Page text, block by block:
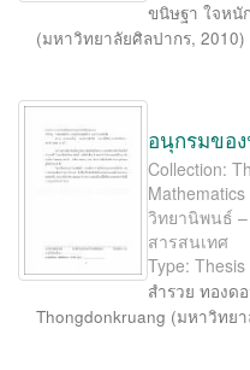
ขนิษฐา ใจหนั
(มหาวิทยาลัยศิลปากร, 2010)
อนุกรมขอ
Collection:
วิทยานิพนธ์
สารสนเทศ
Type: Thesis
สำรวย ทองด
Thongdonkruang (มหาวิทย